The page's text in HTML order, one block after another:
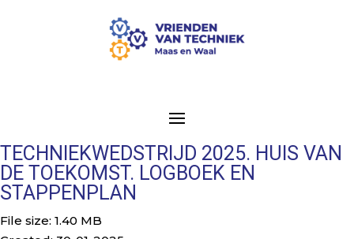
TECHNIEKWEDSTRIJD 2025. HUIS VAN
DE TOEKOMST. LOGBOEK EN
STAPPENPLAN
File size: 1.40 MB